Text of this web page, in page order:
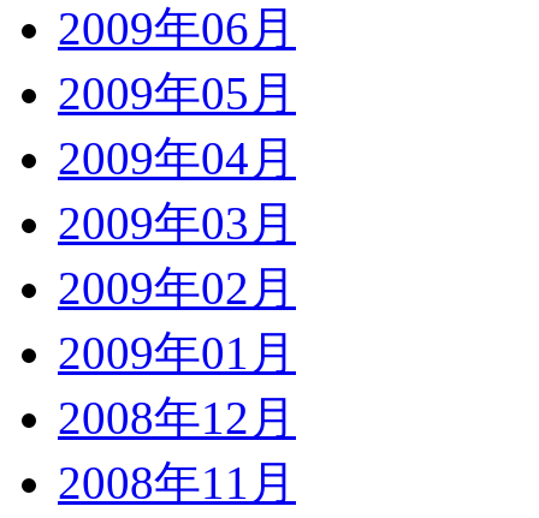
2009年06月
2009年05月
2009年04月
2009年03月
2009年02月
2009年01月
2008年12月
2008年11月